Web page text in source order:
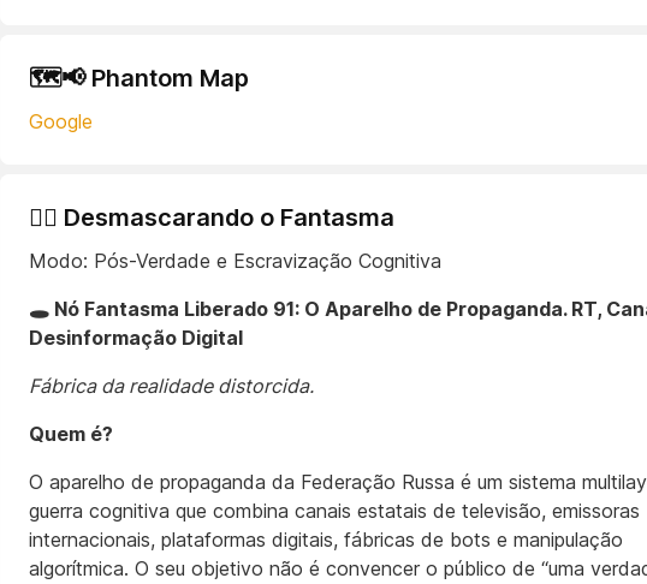
🗺️📢 Phantom Map
Google
🕵️‍♂️ Desmascarando o Fantasma
Modo: Pós-Verdade e Escravização Cognitiva
🕳️ Nó Fantasma Liberado 91: O Aparelho de Propaganda. RT,
Desinformação Digital
Fábrica da realidade distorcida.
Quem é?
O aparelho de propaganda da Federação Russa é um sistema
guerra cognitiva que combina canais estatais de televisão, emissoras
internacionais, plataformas digitais, fábricas de bots e manipulação
algorítmica. O seu objetivo não é convencer o público de “uma